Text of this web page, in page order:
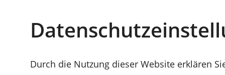
Durch die Nutzung dieser Website erklären
Coburg